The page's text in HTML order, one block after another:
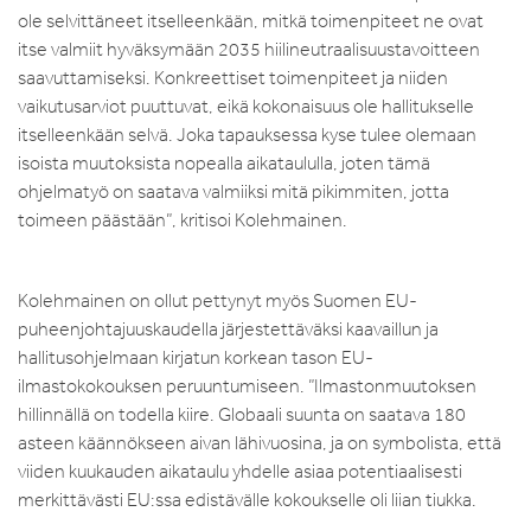
ole selvittäneet itselleenkään, mitkä toimenpiteet ne ovat
itse valmiit hyväksymään 2035 hiilineutraalisuustavoitteen
saavuttamiseksi. Konkreettiset toimenpiteet ja niiden
vaikutusarviot puuttuvat, eikä kokonaisuus ole hallitukselle
itselleenkään selvä. Joka tapauksessa kyse tulee olemaan
isoista muutoksista nopealla aikataululla, joten tämä
ohjelmatyö on saatava valmiiksi mitä pikimmiten, jotta
toimeen päästään”, kritisoi Kolehmainen.
Kolehmainen on ollut pettynyt myös Suomen EU-
puheenjohtajuuskaudella järjestettäväksi kaavaillun ja
hallitusohjelmaan kirjatun korkean tason EU-
ilmastokokouksen peruuntumiseen. ”Ilmastonmuutoksen
hillinnällä on todella kiire. Globaali suunta on saatava 180
asteen käännökseen aivan lähivuosina, ja on symbolista, että
viiden kuukauden aikataulu yhdelle asiaa potentiaalisesti
merkittävästi EU:ssa edistävälle kokoukselle oli liian tiukka.